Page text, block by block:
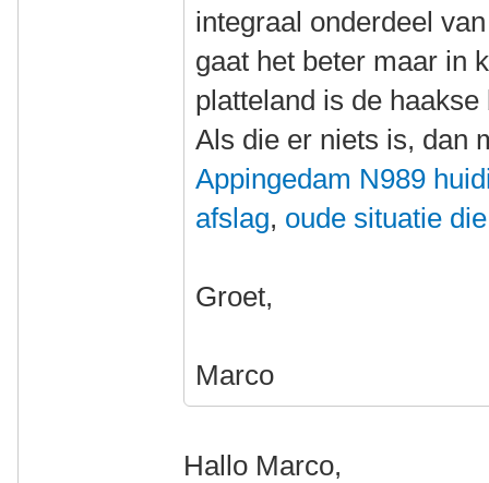
integraal onderdeel
gaat het beter maar in
platteland is de
Als die er niets is, dan
Appingedam N989
afslag, oude situatie
Groet,
Marco
Hallo Marco,